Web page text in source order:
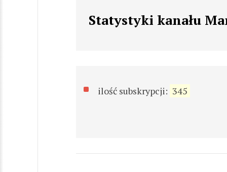
Statystyki kanału
ilość subskrypcji: 345